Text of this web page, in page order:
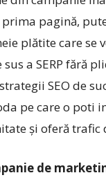
prima pagină,
plătite care se
sus a SERP fără
SEO de
pe care o poti
și oferă trafic
de